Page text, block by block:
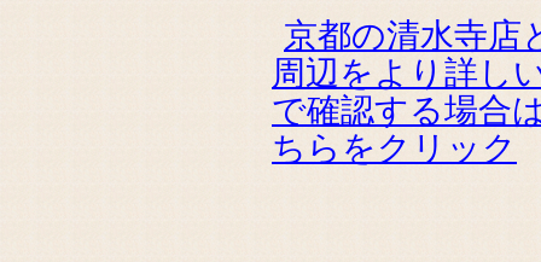
京都の清水寺店
周辺をより詳し
で確認する場合
ちらをクリック